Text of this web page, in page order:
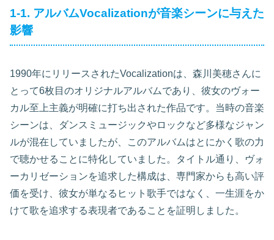
1-1. アルバムVocalizationが音楽シーンに与えた
影響
1990年にリリースされたVocalizationは、森川美穂さんに
とって6枚目のオリジナルアルバムであり、彼女のヴォー
カル至上主義が明確に打ち出された作品です。当時の音楽
シーンは、ダンスミュージックやロックなど多様なジャン
ルが混在していましたが、このアルバムはとにかく歌の力
で聴かせることに特化していました。タイトル通り、ヴォ
ーカリゼーションを追求した構成は、専門家からも高い評
価を受け、彼女が単なるヒット歌手ではなく、一生涯をか
けて歌を追求する表現者であることを証明しました。